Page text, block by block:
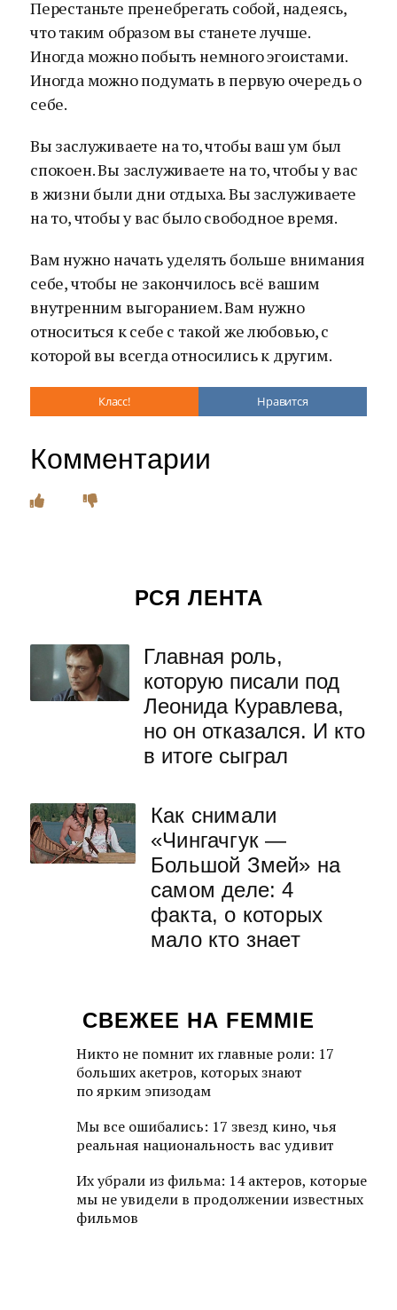
Перестаньте пренебрегать собой, надеясь,
что таким образом вы станете лучше.
Иногда можно побыть немного эгоистами.
Иногда можно подумать в первую очередь о
себе.
Вы заслуживаете на то, чтобы ваш ум был
спокоен. Вы заслуживаете на то, чтобы у вас
в жизни были дни отдыха. Вы заслуживаете
на то, чтобы у вас было свободное время.
Вам нужно начать уделять больше внимания
себе, чтобы не закончилось всё вашим
внутренним выгоранием. Вам нужно
относиться к себе с такой же любовью, с
которой вы всегда относились к другим.
Класс! Нравится
Комментарии
РСЯ ЛЕНТА
Главная роль,
которую писали под
Леонида Куравлева,
но он отказался. И кто
в итоге сыграл
Как снимали
«Чингачгук —
Большой Змей» на
самом деле: 4
факта, о которых
мало кто знает
СВЕЖЕЕ НА FEMMIE
Никто не помнит их главные роли: 17
больших акетров, которых знают
по ярким эпизодам
Мы все ошибались: 17 звезд кино, чья
реальная национальность вас удивит
Их убрали из фильма: 14 актеров, которые
мы не увидели в продолжении известных
фильмов